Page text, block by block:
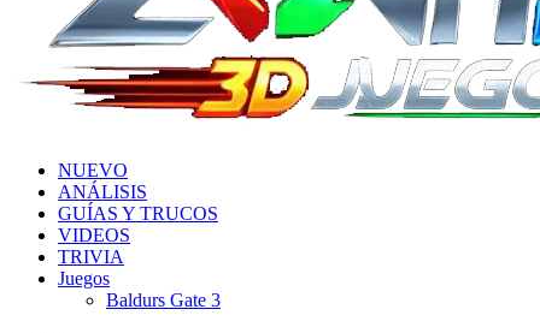
NUEVO
ANÁLISIS
GUÍAS Y TRUCOS
VIDEOS
TRIVIA
Juegos
Baldurs Gate 3